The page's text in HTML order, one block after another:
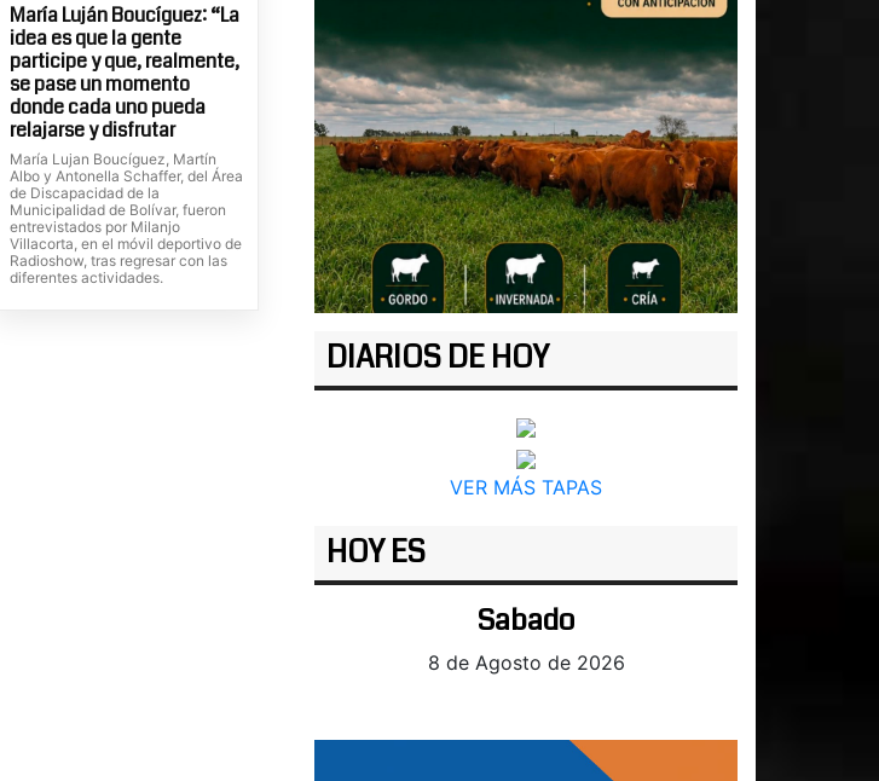
María Luján Boucíguez: “La
idea es que la gente
participe y que, realmente,
se pase un momento
donde cada uno pueda
relajarse y disfrutar
María Lujan Boucíguez, Martín
Albo y Antonella Schaffer, del Área
de Discapacidad de la
Municipalidad de Bolívar, fueron
entrevistados por Milanjo
Villacorta, en el móvil deportivo de
Radioshow, tras regresar con las
diferentes actividades.
DIARIOS DE HOY
VER MÁS TAPAS
HOY ES
Sabado
8 de Agosto de 2026